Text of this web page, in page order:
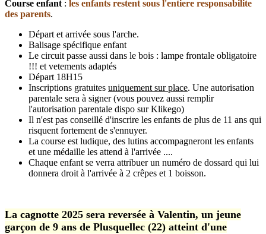
Course enfant : les enfants restent sous l'entiere responsabilite
des parents.
Départ et arrivée sous l'arche.
Balisage spécifique enfant
Le circuit passe aussi dans le bois : lampe frontale obligatoire
!!! et vetements adaptés
Départ 18H15
Inscriptions gratuites uniquement sur place. Une autorisation
parentale sera à signer (vous pouvez aussi remplir
l'autorisation parentale dispo sur Klikego)
Il n'est pas conseillé d'inscrire les enfants de plus de 11 ans qui
risquent fortement de s'ennuyer.
La course est ludique, des lutins accompagneront les enfants
et une médaille les attend à l'arrivée ....
Chaque enfant se verra attribuer un numéro de dossard qui lui
donnera droit à l'arrivée à 2 crêpes et 1 boisson.
La cagnotte 2025 sera reversée à Valentin, un jeune
garçon de 9 ans de Plusquellec (22) atteint d'une